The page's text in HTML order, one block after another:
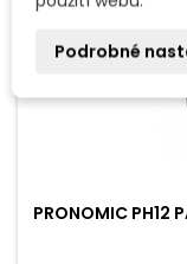
PRONOMIC PH12
Podrobné